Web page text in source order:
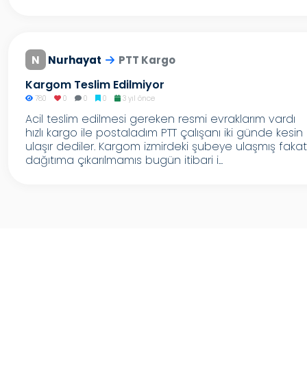
N Nurhayat PTT Kargo
Kargom Teslim Edilmiyor
780 0 0 0 3 yıl önce
Acil teslim edilmesi gereken resmi evraklarım vardı
hızlı kargo ile postaladım PTT çalışanı iki günde kesin
ulaşır dediler. Kargom izmirdeki şubeye ulaşmış fakat
dağıtıma çıkarılmamıs bugün itibari i...